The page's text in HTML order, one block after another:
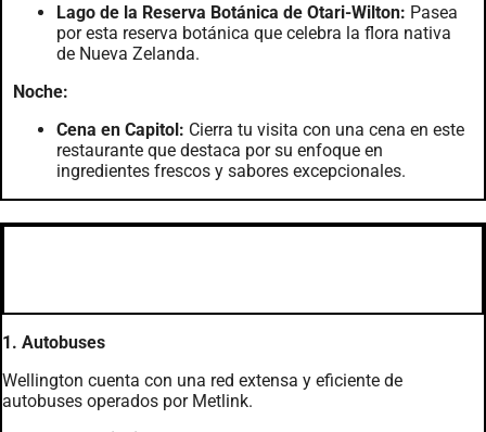
Lago de la Reserva Botánica de Otari-Wilton: Pasea
por esta reserva botánica que celebra la flora nativa
de Nueva Zelanda.
Noche:
Cena en Capitol: Cierra tu visita con una cena en este
restaurante que destaca por su enfoque en
ingredientes frescos y sabores excepcionales.
1. Autobuses
Wellington cuenta con una red extensa y eficiente de
autobuses operados por Metlink.